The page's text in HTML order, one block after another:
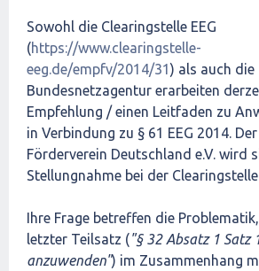
Sowohl die Clearingstelle EEG
(https://www.clearingstelle-
eeg.de/empfv/2014/31) als auch die
Bundesnetzagentur erarbeiten
Empfehlung / einen Leitfaden zu
in Verbindung zu § 61 EEG 2014.
Förderverein Deutschland e.V. wird
Stellungnahme bei der
Ihre Frage betreffen die
letzter Teilsatz ("§ 32 Absatz 1 Satz
anzuwenden") im Zusammenhang